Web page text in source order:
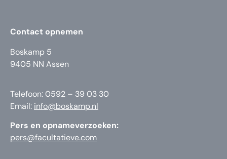
Contact opnemen
Boskamp 5
9405 NN Assen
Telefoon: 0592 – 39 03 30
Email: info@boskamp.nl
Pers en opnameverzoeken:
pers@facultatieve.com